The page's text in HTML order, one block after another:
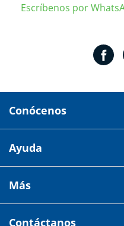
Escríbenos por
Conócenos
Av 18 de marzo # 309.
Tiendas
Ayuda
Centro de ayuda
Más
Contáctanos